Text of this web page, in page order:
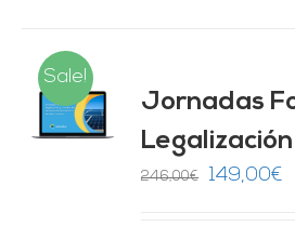
Sale!
Jornadas
Legalización
246,00€
El
149,00€